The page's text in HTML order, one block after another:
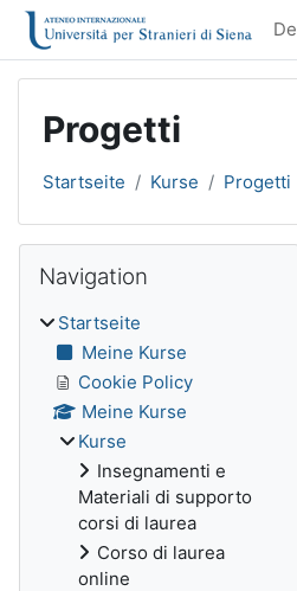
Zum Hauptinhalt
Progetti
Startseite Kurse Progetti
Blöcke
Navigation
Startseite
Meine Kurse
Cookie Policy
Meine Kurse
Kurse
Insegnamenti e
Materiali di supporto
corsi di laurea
Corso di laurea
online